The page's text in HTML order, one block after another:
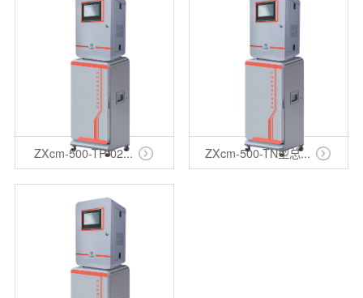
ZXcm-500-TP-02... ZXcm-500-TN型总...